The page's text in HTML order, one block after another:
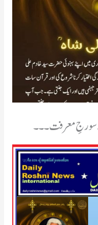
سورجِ معرفت ۔۔۔